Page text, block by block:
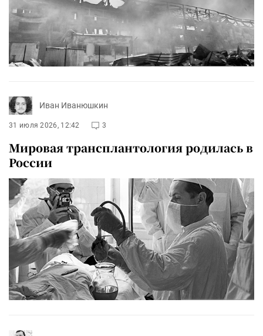
Иван Иванюшкин
31 июля 2026, 12:42 3
Мировая трансплантология родилась в
России